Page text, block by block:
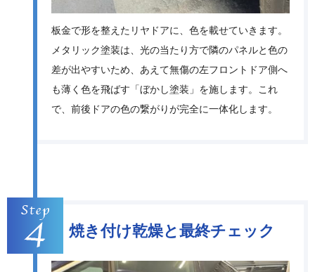
板金で形を整えたリヤドアに、色を載せていきます。
メタリック塗装は、光の当たり方で隣のパネルと色の
差が出やすいため、あえて無傷の左フロントドア側へ
も薄く色を飛ばす「ぼかし塗装」を施します。これ
で、前後ドアの色の繋がりが完全に一体化します。
焼き付け乾燥と最終チェック